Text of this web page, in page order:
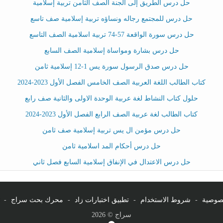
حل درس الطريق إلى الجنة الصف الثامن تربية إسلامية
حل درس للمجتمع رجاله ونساؤه تربية إسلامية صف تاسع
حل درس سورة الواقعة 57-74 تربية اسلامية الصف التاسع
حل درس بشارة ومواساة إسلامية الصف السابع
حل درس صدق الرسول سورة يس 1-12 إسلامية ثامن
كتاب الطالب اللغة العربية الصف الخامس الفصل الأول 2023-2024
حلول كتاب النشاط لغة عربية الوحدة الاولى والثانية صف رابع
كتاب الطالب لغة عربية الصف الرابع الفصل الأول 2023-2024
حل درس مؤمن ال يس تربية إسلامية صف ثامن
حل درس أحكام المد اسلامية ثامن
حل درس الاعتدال في الإنفاق إسلامية السابع فصل ثاني
- شروط الاستخدام - تطبيق اختبارات زاد - محرك بحث سراج -
سراج © 2026